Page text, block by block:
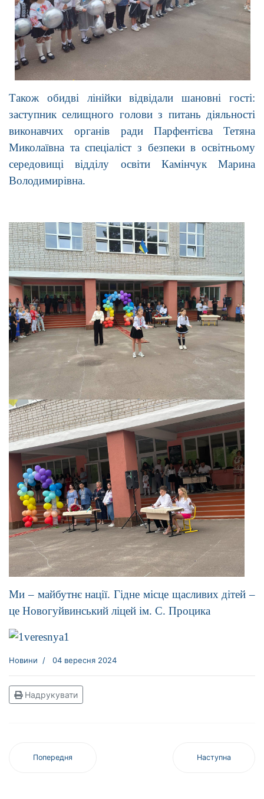
Також обидві лінійки відвідали шановні гості:
заступник селищного голови з питань діяльності
виконавчих органів ради Парфентієва Тетяна
Миколаївна та спеціаліст з безпеки в освітньому
середовищі відділу освіти Камінчук Марина
Володимирівна.
Ми – майбутнє нації. Гідне місце щасливих дітей –
це Новогуйвинський ліцей ім. С. Процика
Новини 04 вересня 2024
Надрукувати
Попередня Наступна